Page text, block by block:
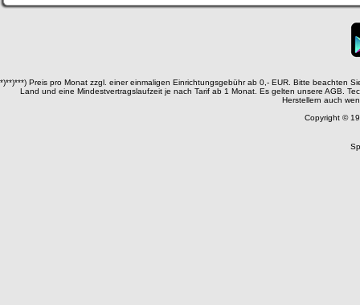
*)**)***) Preis pro Monat zzgl. einer einmaligen Einrichtungsgebühr ab 0,- EUR. Bitte beachten
Land und eine Mindestvertragslaufzeit je nach Tarif ab 1 Monat. Es gelten unsere AGB.
Herstellern auch
Copyright ©